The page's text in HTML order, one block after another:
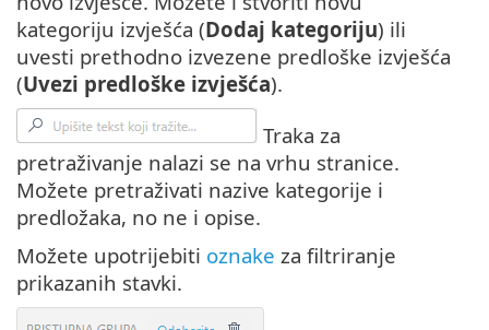
kategoriju izvješća (Dodaj kategoriju) ili
uvesti prethodno izvezene predloške izvješća
(Uvezi predloške izvješća).
Traka za
pretraživanje nalazi se na vrhu stranice.
Možete pretraživati nazive kategorije i
predložaka, no ne i opise.
Možete upotrijebiti oznake za filtriranje
prikazanih stavki.